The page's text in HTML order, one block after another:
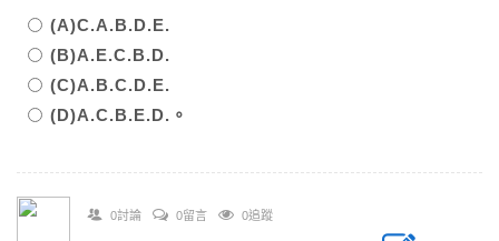
(A)C.A.B.D.E.
(B)A.E.C.B.D.
(C)A.B.C.D.E.
(D)A.C.B.E.D.。
0討論 0留言 0追蹤